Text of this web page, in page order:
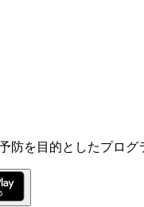
を目的としたプログ